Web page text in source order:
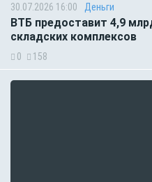
30.07.2026 16:00 Деньги
ВТБ предоставит 4,9
складских комплексов
0 158